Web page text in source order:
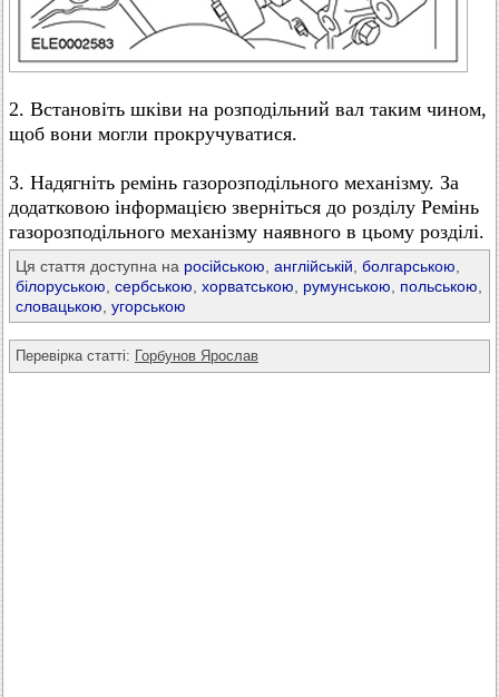
2. Встановіть шківи на розподільний вал таким чином,
щоб вони могли прокручуватися.
3. Надягніть ремінь газорозподільного механізму. За
додатковою інформацією зверніться до розділу Ремінь
газорозподільного механізму наявного в цьому розділі.
Ця стаття доступна на російською англійській болгарською
білоруською сербською хорватською румунською польською
словацькою угорською
Перевірка статті: Горбунов Ярослав